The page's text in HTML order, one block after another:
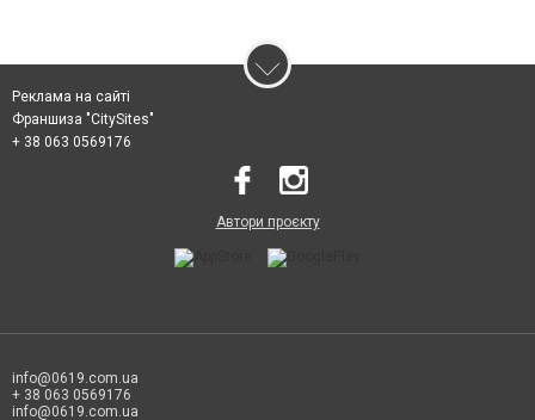
Реклама на сайті
Франшиза "CitySites"
+ 38 063 0569176
Автори проєкту
info@0619.com.ua
+ 38 063 0569176
info@0619.com.ua